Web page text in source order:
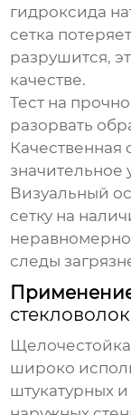
гидроксида
сетка
разрушится,
качестве.
Тест на
разорвать
Качественная
значительное
Визуальный
сетку на
следы
широко
штукатурных